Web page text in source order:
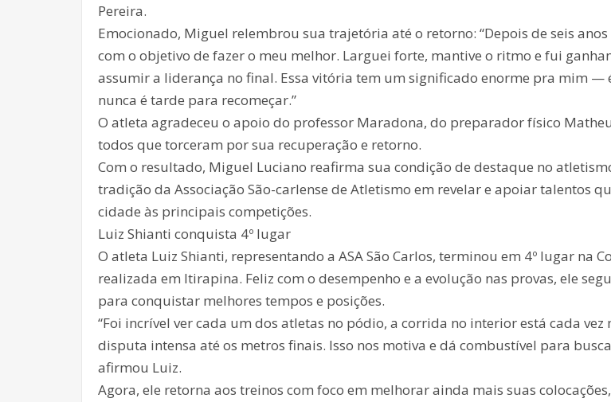
Pereira.
Emocionado, Miguel relembrou sua trajetória até o retorno: “Depois de seis
com o objetivo de fazer o meu melhor. Larguei forte, mantive o ritmo e fui
assumir a liderança no final. Essa vitória tem um significado enorme pra mim —
nunca é tarde para recomeçar.”
O atleta agradeceu o apoio do professor Maradona, do preparador físico
todos que torceram por sua recuperação e retorno.
Com o resultado, Miguel Luciano reafirma sua condição de destaque no
tradição da Associação São-carlense de Atletismo em revelar e apoiar talentos
cidade às principais competições.
Luiz Shianti conquista 4º lugar
O atleta Luiz Shianti, representando a ASA São Carlos, terminou em 4º lugar na
realizada em Itirapina. Feliz com o desempenho e a evolução nas provas, ele
para conquistar melhores tempos e posições.
“Foi incrível ver cada um dos atletas no pódio, a corrida no interior está cada
disputa intensa até os metros finais. Isso nos motiva e dá combustível para
afirmou Luiz.
Agora, ele retorna aos treinos com foco em melhorar ainda mais suas